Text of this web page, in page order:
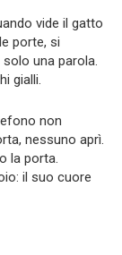
vide il gatto
porte, si
solo una parola.
gialli.
non
nessuno aprì.
la porta.
il suo cuore